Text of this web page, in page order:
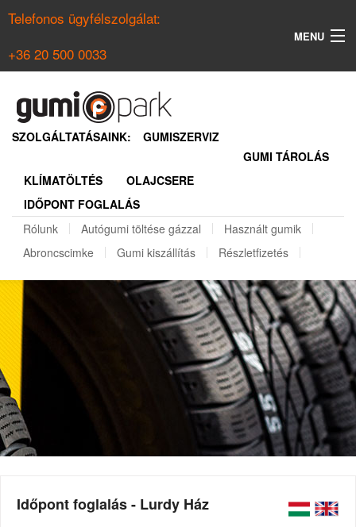
Telefonos ügyfélszolgálat:
+36 20 500 0033
MENU
NYÁRI GUMI KERESŐ
REGISZTRÁCIÓ
SZOLGÁLTATÁSAINK:
GUMISZERVIZ
GUMI TÁROLÁS
KLÍMATÖLTÉS
OLAJCSERE
IDŐPONT FOGLALÁS
Rólunk
Autógumi töltése gázzal
Használt gumik
Abroncscimke
Gumi kiszállítás Részletfizetés
Időpont foglalás - Lurdy Ház